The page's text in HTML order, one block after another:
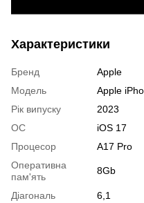
Характеристики
Бренд
Apple
Модель
Apple
Рік випуску
2023
ОС
iOS 17
Процесор
A17 Pro
Оперативна
пам'ять
8Gb
Діагональ
6,1